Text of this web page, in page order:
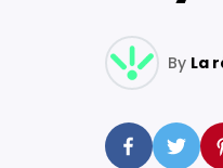
By La
Facebook